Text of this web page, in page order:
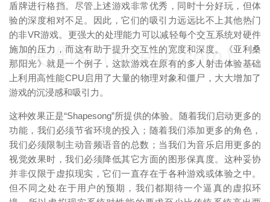
盾牌进行格挡。尽管上述游戏非常优秀，同时十分好玩，但体
验的深度相对不足。因此，它们的吸引力远远比不上其他热门
的非VR游戏。更强大的处理能力可以减轻每个交互系统对硬件
施加的压力，而这有助于提升交互性的宽度和深度。《亚利桑
那阳光》就是一个例子，这款游戏在原有的多人射击体验基础
上利用高性能CPU启用了大量的物理对象和僵尸，大大增加了
游戏的沉浸感和吸引力。
这种效果正是“Shapesong”所提供的体验。随着我们启动更多的
功能，我们必须节省环境的投入；随着我们添加更多的角色，
我们必须限制主动音频语音的总数；当我们为音乐启用更多的
视觉效果时，我们必须降低其它方面的图形保真度。这种妥协
并非仅限于虚拟现实，它们一直存在于各种游戏或体验之中。
但不同之处在于用户的预期，我们都期待一个逼真的虚拟环
映维网（nweon.com）